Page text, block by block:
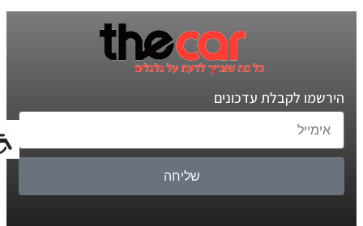
הירשמו לקבלת עדכונים
שליחה